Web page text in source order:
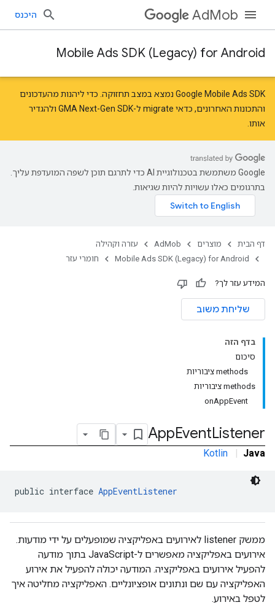
AdMob היכנס
Mobile Ads SDK (Legacy) for Android
‫Google Mobile Ads SDK נמצא במצב תחזוקה. כדי ליהנות מהעדכונים
והתכונות האחרונים, כדאי migrate ל-GMA Next-Gen SDK ו
להגדיר
אותו
‫Google משתמשת בטכנולוגיית AI כדי לתרגם תוכן לשפה המועדפת עליך.
בתרגומים כאלו עשויות להיות שגיאות.
דף הבית מוצרים AdMob
עזרה וקהילה
Mobile Ads SDK (Legacy) for Android
חומרי עזר
המידע עזר לך?
שליחת משוב
בדף הזה
סיכום
‫methods ציבוריות
‫methods ציבוריות
onAppEvent
AppEventListener
Kotlin | Java
public interface AppEventListener
ממשק listener לאירועים באפליקציה שמופעלים על ידי מודעות.
אירועים באפליקציה מאפשרים ל-JavaScript בתוך מודעה
להפעיל אירועים באפליקציה. המודעה יכולה להפעיל את אירוע
האפליקציה עם שם ונתונים אופציונליים. האפליקציה מחליטה איך
לטפל באירוע.